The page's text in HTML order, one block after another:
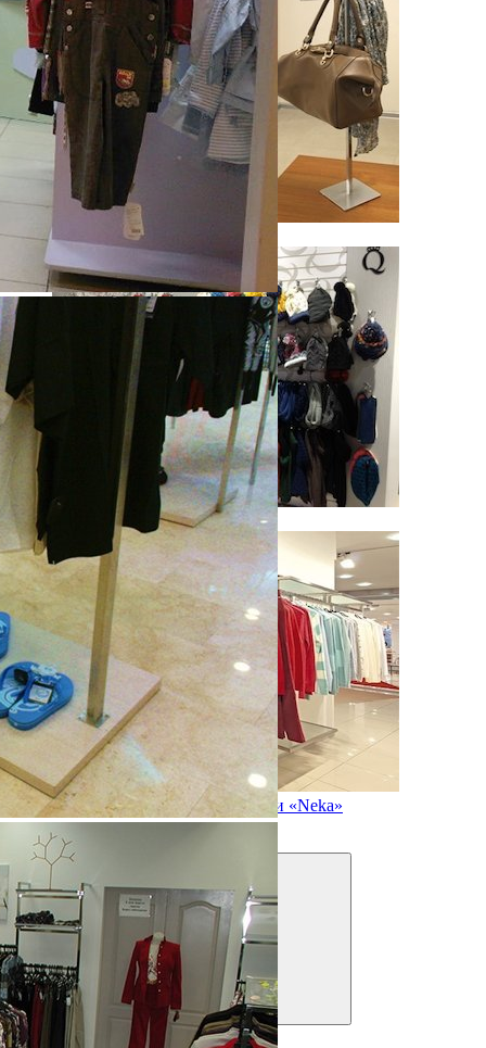
Настольные вешала
Вешала для головных уборов
Вешала из нержавеющей стали «Neka»
Фильтры